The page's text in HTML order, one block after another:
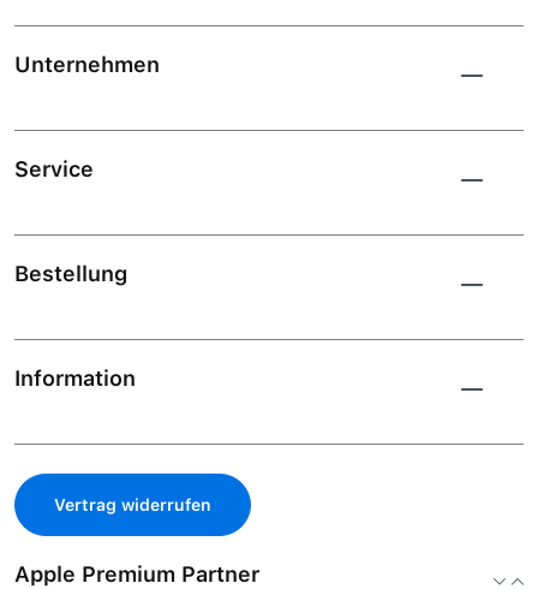
Unternehmen
Service
Bestellung
Information
Vertrag widerrufen
Apple Premium Partner